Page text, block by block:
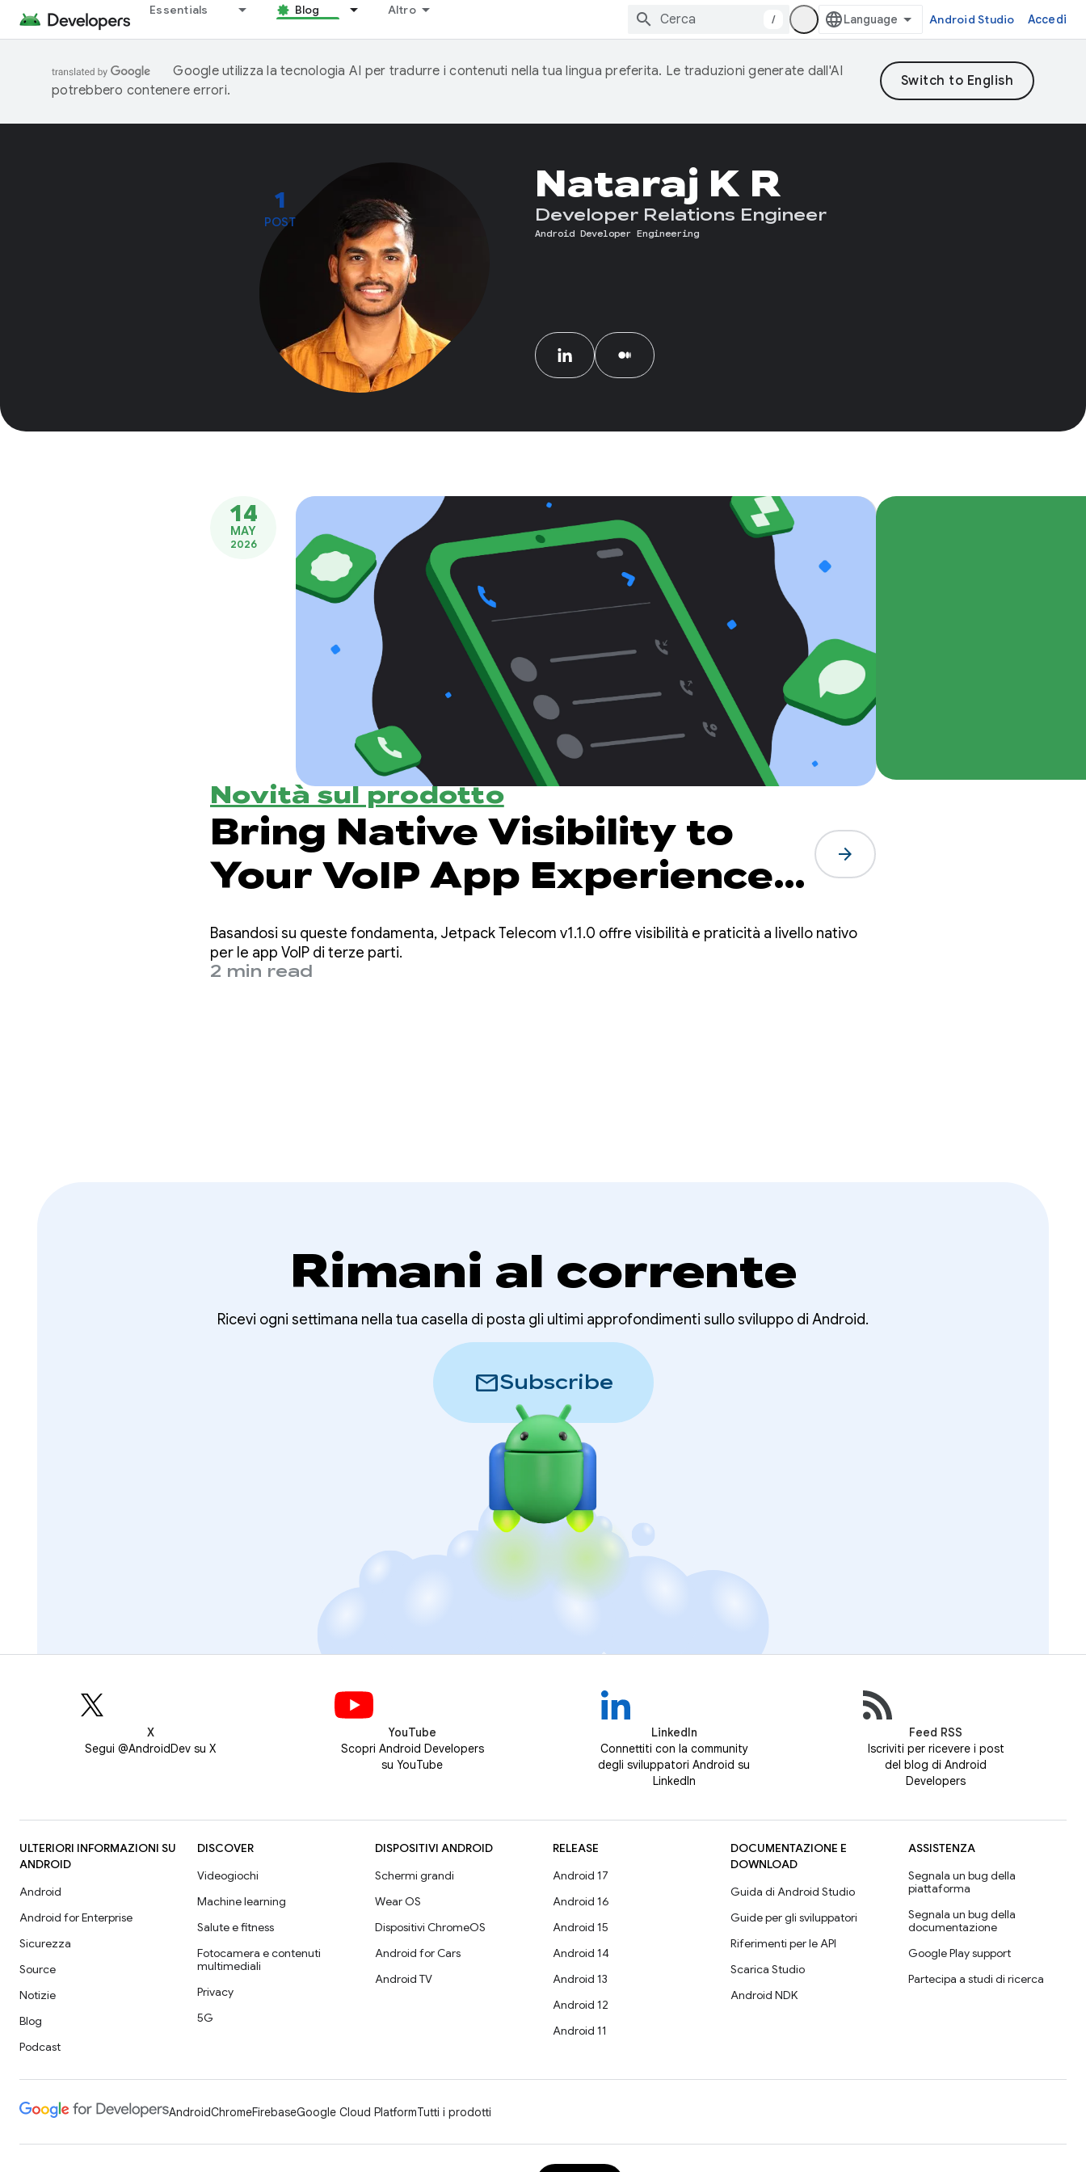
Essentials Blog Altro
/ Android Studio Accedi
Google utilizza la tecnologia AI per tradurre i contenuti nella tua lingua preferita. Le traduzioni generate dall'AI
potrebbero contenere errori.
1
POST
Nataraj K R
Developer Relations Engineer
Android Developer Engineering
14
MAY
2026
Novità sul prodotto
Bring Native Visibility to
Your VoIP App Experience
with Telecom’s Latest
Alpha
arrow_forward
Basandosi su queste fondamenta, Jetpack Telecom v1.1.0 offre visibilità e praticità a livello nativo
per le app VoIP di terze parti.
2 min read
Rimani al corrente
Ricevi ogni settimana nella tua casella di posta gli ultimi approfondimenti sullo sviluppo di Android.
mailSubscribe
X
Segui @AndroidDev su X
YouTube
Scopri Android Developers
su YouTube
LinkedIn
Connettiti con la community
degli sviluppatori Android su
LinkedIn
Feed RSS
Iscriviti per ricevere i post
del blog di Android
Developers
ULTERIORI INFORMAZIONI SU
ANDROID
Android
Android for Enterprise
Sicurezza
Source
Notizie
Blog
Podcast
DISCOVER
Videogiochi
Machine learning
Salute e fitness
Fotocamera e contenuti
multimediali
Privacy
5G
DISPOSITIVI ANDROID
Schermi grandi
Wear OS
Dispositivi ChromeOS
Android for Cars
Android TV
RELEASE
Android 17
Android 16
Android 15
Android 14
Android 13
Android 12
Android 11
DOCUMENTAZIONE E
DOWNLOAD
Guida di Android Studio
Guide per gli sviluppatori
Riferimenti per le API
Scarica Studio
Android NDK
ASSISTENZA
Segnala un bug della
piattaforma
Segnala un bug della
documentazione
Google Play support
Partecipa a studi di ricerca
AndroidChromeFirebaseGoogle Cloud PlatformTutti i prodotti